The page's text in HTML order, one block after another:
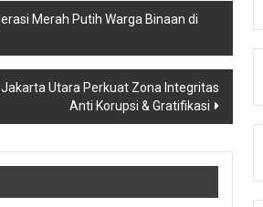
Merah Putih Warga Binaan di
Utara Perkuat Zona Integritas
Anti Korupsi & Gratifikasi